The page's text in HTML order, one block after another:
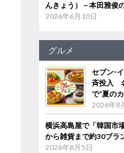
んきょう）－本田雅俊
2026年6月10日
グルメ
セブン‐
斉投入
で“夏の
2026年8
横浜高島屋で「韓国市
から雑貨まで約30ブラ
2026年8月5日